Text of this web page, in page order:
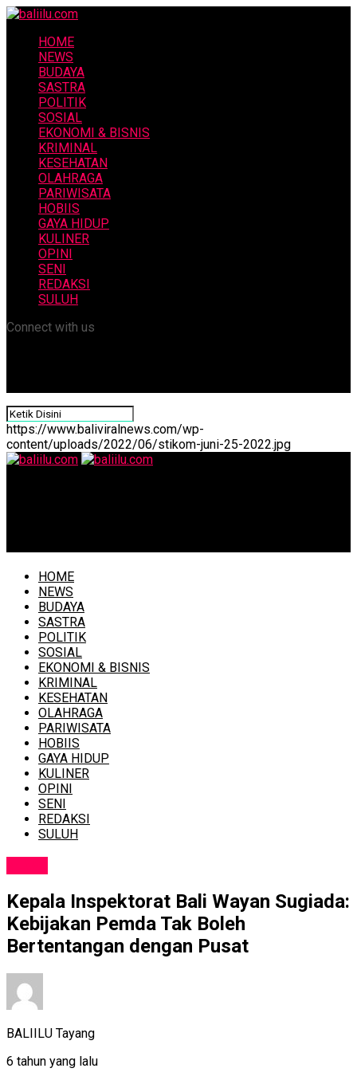
HOME
NEWS
BUDAYA
SASTRA
POLITIK
SOSIAL
EKONOMI & BISNIS
KRIMINAL
KESEHATAN
OLAHRAGA
PARIWISATA
HOBIIS
GAYA HIDUP
KULINER
OPINI
SENI
REDAKSI
SULUH
Connect with us
https://www.baliviralnews.com/wp-
content/uploads/2022/06/stikom-juni-25-2022.jpg
HOME
NEWS
BUDAYA
SASTRA
POLITIK
SOSIAL
EKONOMI & BISNIS
KRIMINAL
KESEHATAN
OLAHRAGA
PARIWISATA
HOBIIS
GAYA HIDUP
KULINER
OPINI
SENI
REDAKSI
SULUH
Kepala Inspektorat Bali Wayan Sugiada:
Kebijakan Pemda Tak Boleh
Bertentangan dengan Pusat
BALIILU Tayang
6 tahun yang lalu